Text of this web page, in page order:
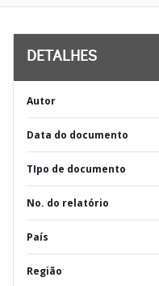
DETALHES
Autor
Data do documento
TIpo de documento
No. do relatório
País
Região